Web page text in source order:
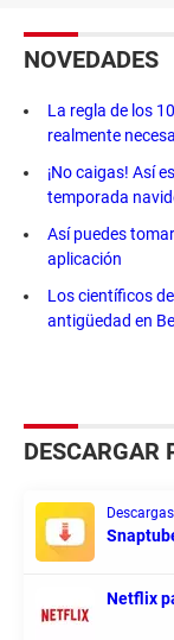
NOVEDADES
La regla de los
realmente
¡No caigas! Así
temporada
Así puedes
aplicación
Los científicos
antigüedad en
DESCARGAR
Descargas
Netflix